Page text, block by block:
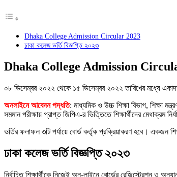
Dhaka College Admission Circular 2023
ঢাকা কলেজ ভর্তি বিজ্ঞপ্তি ২০২৩
Dhaka College Admission
০৮ ডিসেম্বর ২০২২ থেকে ১৫ ডিসেম্বর ২০২২ তারিখের মধ্যে
অনলাইনে আবেদন পদ্ধতি: মাধ্যমিক ও উচ্চ শিক্ষা বিভাগ, শিক্ষা
সমমান পরীক্ষায় প্রাপ্ত জিপিএ-র ভিত্তিতে শিক্ষার্থীদের মেধাক্রম
ভর্তির ফলাফল ৩টি পর্যায়ে বোর্ড কর্তৃক প্রক্রিয়াকরণ হবে। একজন
ঢাকা কলেজ ভর্তি বিজ্ঞপ্তি ২০২৩
নির্বাচিত শিক্ষার্থীকে নিজেই অন-লাইনে বোর্ডের রেজিস্ট্রেশন ও